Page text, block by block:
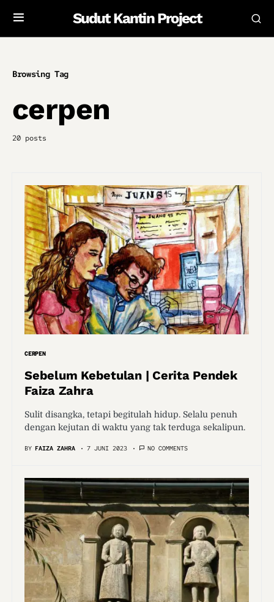
Sudut Kantin Project
Browsing Tag
cerpen
20 posts
CERPEN
Sebelum Kebetulan | Cerita Pendek
Faiza Zahra
Sulit disangka, tetapi begitulah hidup. Selalu penuh
dengan kejutan di waktu yang tak terduga sekalipun.
BY FAIZA ZAHRA 7 JUNI 2023 NO COMMENTS